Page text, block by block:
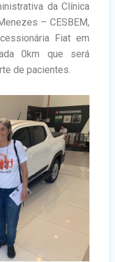
da Clínica
– CESBEM,
Fiat em
0km que será
de pacientes.